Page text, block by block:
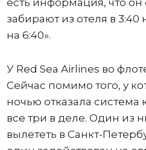
забирают из отеля в 3:40
на 6:40».
У Red Sea Airlines во
Сейчас помимо того, у
ночью отказала
все три в деле. Один из
вылететь в Санкт-